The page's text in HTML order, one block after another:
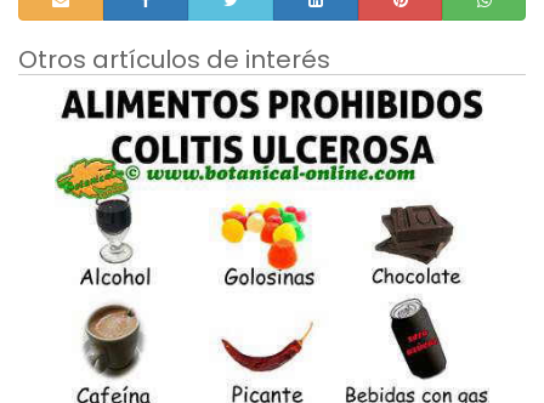
Otros artículos de interés